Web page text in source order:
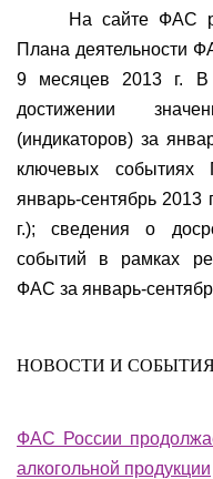
На сайте ФАС
Плана деятельности
9 месяцев 2013 г. В
достижении
(индикаторов) за
ключевых
январь-сентябрь 2013
г.); сведения о
событий в рамках
ФАС за январь-
НОВОСТИ И
ФАС России
алкогольной продукции